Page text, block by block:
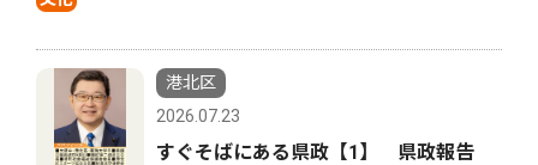
港北区
2026.07.23
すぐそばにある県政【1】 県政報告